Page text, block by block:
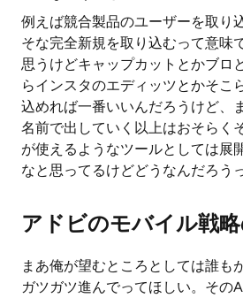
例えば競合製品のユーザーを取り
そな完全新規を取り込むって意味
思うけどキャップカットとかブロ
らインスタのエディッツとかそこ
込めれば一番いいんだろうけど、
名前で出していく以上はおそらく
が使えるようなツールとしては展
なと思ってるけどどうなんだろう
アドビのモバイル戦
まあ俺が望むところとしては誰も
ガツガツ進んでってほしい。その